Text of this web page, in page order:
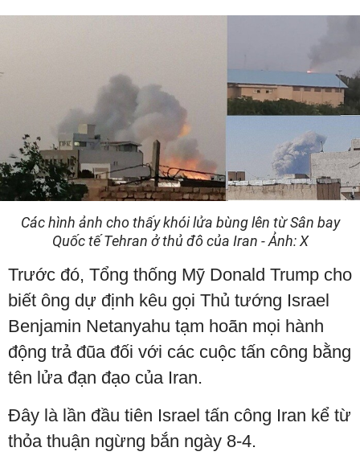
Các hình ảnh cho thấy khói lửa bùng lên từ Sân bay
Quốc tế Tehran ở thủ đô của Iran - Ảnh: X
Trước đó, Tổng thống Mỹ Donald Trump cho
biết ông dự định kêu gọi Thủ tướng Israel
Benjamin Netanyahu tạm hoãn mọi hành
động trả đũa đối với các cuộc tấn công bằng
tên lửa đạn đạo của Iran.
Đây là lần đầu tiên Israel tấn công Iran kể từ
thỏa thuận ngừng bắn ngày 8-4.